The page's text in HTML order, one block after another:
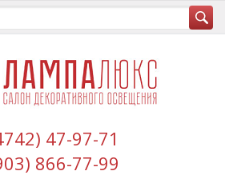
47-97-71
866-77-99